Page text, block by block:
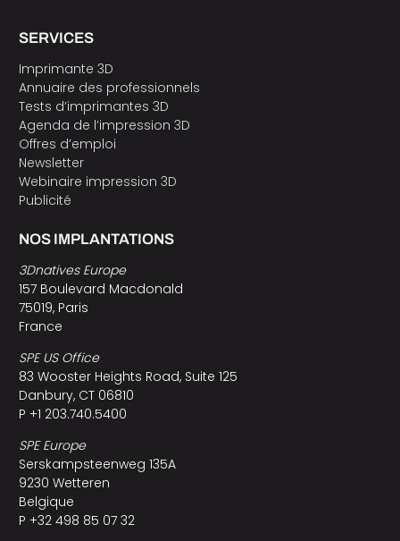
SERVICES
Imprimante 3D
Annuaire des professionnels
Tests d’imprimantes 3D
Agenda de l’impression 3D
Offres d’emploi
Newsletter
Webinaire impression 3D
Publicité
NOS IMPLANTATIONS
3Dnatives Europe
157 Boulevard Macdonald
75019, Paris
France
SPE US Office
83 Wooster Heights Road, Suite 125
Danbury, CT 06810
P +1 203.740.5400
SPE Europe
Serskampsteenweg 135A
9230 Wetteren
Belgique
P +32 498 85 07 32